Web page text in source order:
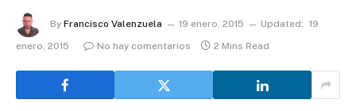
By Francisco Valenzuela 19 enero, 2015 Updated: 19
enero, 2015
No hay comentarios 2 Mins Read